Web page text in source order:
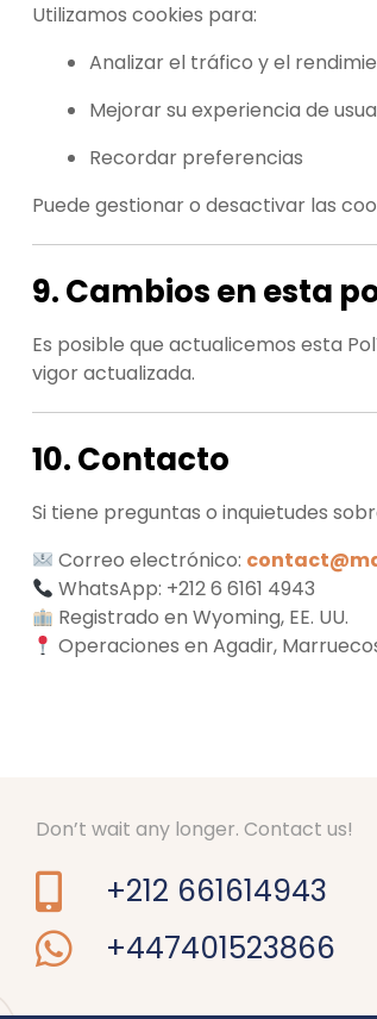
Utilizamos cookies para:
Analizar el tráfico y el
Mejorar su experiencia de
Recordar preferencias
Puede gestionar o desactivar las
9. Cambios en esta
Es posible que actualicemos esta
vigor actualizada.
10. Contacto
Si tiene preguntas o inquietudes
Correo electrónico:
WhatsApp: +212 6 6161 4943
Registrado en Wyoming, EE. UU.
Operaciones en Agadir,
Don’t wait any longer. Contact us!
+212 661614943
+447401523866